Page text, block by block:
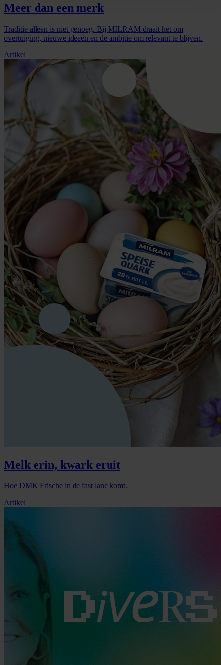
Meer dan een merk
Traditie alleen is niet genoeg. Bij MILRAM draait het om
overtuiging, nieuwe ideeën en de ambitie om relevant te blijven.
Artikel
Melk erin, kwark eruit
Hoe DMK Frische in de fast lane komt.
Artikel